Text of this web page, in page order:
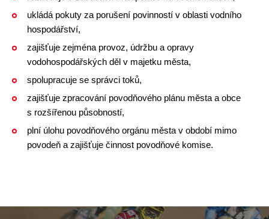
ukládá pokuty za porušení povinností v oblasti vodního
hospodářství,
zajišťuje zejména provoz, údržbu a opravy
vodohospodářských děl v majetku města,
spolupracuje se správci toků,
zajišťuje zpracování povodňového plánu města a obce
s rozšířenou působností,
plní úlohu povodňového orgánu města v období mimo
povodeň a zajišťuje činnost povodňové komise.